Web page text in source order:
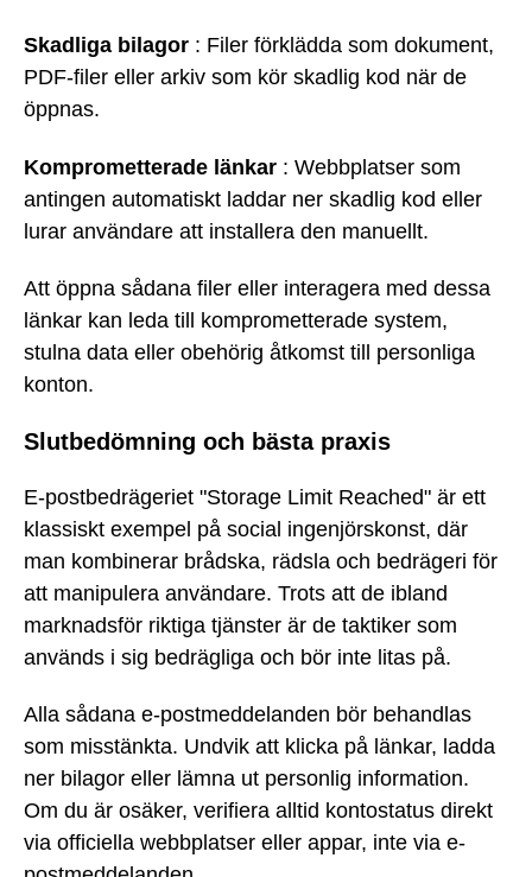
Skadliga bilagor : Filer förklädda som dokument,
PDF-filer eller arkiv som kör skadlig kod när de
öppnas.
Komprometterade länkar : Webbplatser som
antingen automatiskt laddar ner skadlig kod eller
lurar användare att installera den manuellt.
Att öppna sådana filer eller interagera med dessa
länkar kan leda till komprometterade system,
stulna data eller obehörig åtkomst till personliga
konton.
Slutbedömning och bästa praxis
E-postbedrägeriet "Storage Limit Reached" är ett
klassiskt exempel på social ingenjörskonst, där
man kombinerar brådska, rädsla och bedrägeri för
att manipulera användare. Trots att de ibland
marknadsför riktiga tjänster är de taktiker som
används i sig bedrägliga och bör inte litas på.
Alla sådana e-postmeddelanden bör behandlas
som misstänkta. Undvik att klicka på länkar, ladda
ner bilagor eller lämna ut personlig information.
Om du är osäker, verifiera alltid kontostatus direkt
via officiella webbplatser eller appar, inte via e-